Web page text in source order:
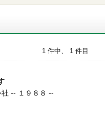
1 件中、 1 件目
-- １９８８ --